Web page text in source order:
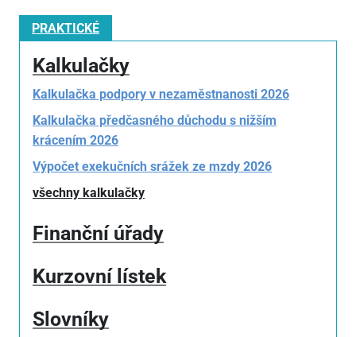
PRAKTICKÉ
Kalkulačky
Kalkulačka podpory v nezaměstnanosti 2026
Kalkulačka předčasného důchodu s nižším
krácením 2026
Výpočet exekučních srážek ze mzdy 2026
všechny kalkulačky
Finanční úřady
Kurzovní lístek
Slovníky